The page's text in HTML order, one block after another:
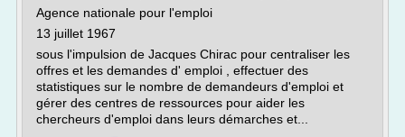
Agence nationale pour l'emploi
13 juillet 1967
sous l'impulsion de Jacques Chirac pour centraliser les
offres et les demandes d' emploi , effectuer des
statistiques sur le nombre de demandeurs d'emploi et
gérer des centres de ressources pour aider les
chercheurs d'emploi dans leurs démarches et...